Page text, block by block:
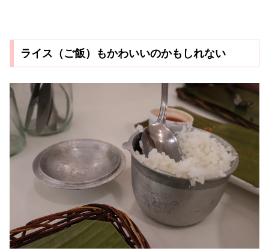
ライス（ご飯）もかわいいのかもしれない